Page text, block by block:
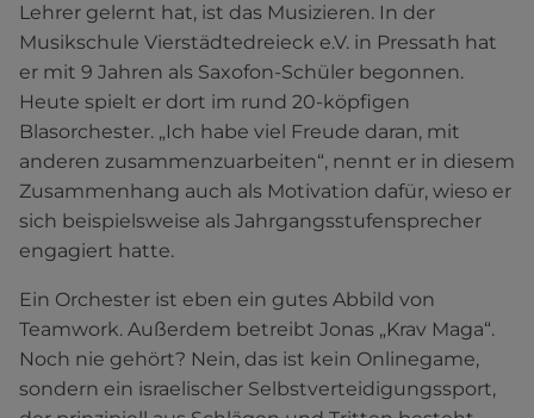
Lehrer gelernt hat, ist das Musizieren. In der
Musikschule Vierstädtedreieck e.V. in Pressath hat
er mit 9 Jahren als Saxofon-Schüler begonnen.
Heute spielt er dort im rund 20-köpfigen
Blasorchester. „Ich habe viel Freude daran, mit
anderen zusammenzuarbeiten“, nennt er in diesem
Zusammenhang auch als Motivation dafür, wieso er
sich beispielsweise als Jahrgangsstufensprecher
engagiert hatte.
Ein Orchester ist eben ein gutes Abbild von
Teamwork. Außerdem betreibt Jonas „Krav Maga“.
Noch nie gehört? Nein, das ist kein Onlinegame,
sondern ein israelischer Selbstverteidigungssport,